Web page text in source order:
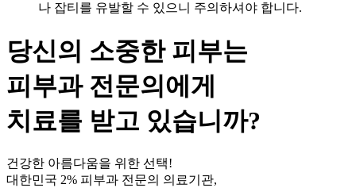
나 잡티를 유발할 수 있으니 주의하셔야 합니다.
당신의 소중한 피부는
피부과 전문의에게
치료를 받고 있습니까?
건강한 아름다움을 위한 선택!
대한민국 2% 피부과 전문의 의료기관,